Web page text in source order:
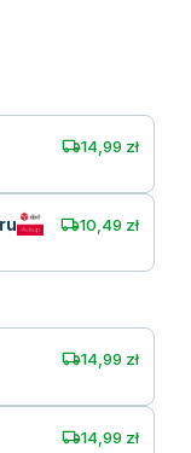
14,99 zł
10,49 zł
14,99 zł
14,99 zł